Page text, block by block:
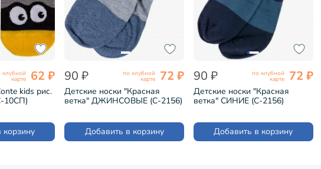
клубной
карте 62 ₽
kids рис.
10СП)
90 ₽ по клубной
карте 72 ₽
Детские носки "Красная
ветка" ДЖИНСОВЫЕ (С-2156)
Добавить в корзину
90 ₽ по клубной
карте 72 ₽
Детские носки "Красная
ветка" СИНИЕ (С-2156)
Добавить в корзину